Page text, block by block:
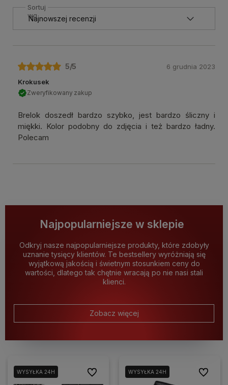
Sortuj
wg
5/5
Krokusek
Zweryfikowany zakup
Brelok doszedł bardzo szybko, jest bardzo śliczny i
miękki. Kolor podobny do zdjęcia i też bardzo ładny.
Polecam
6 grudnia 2023
Najpopularniejsze w sklepie
Odkryj nasze najpopularniejsze produkty, które zdobyły
uznanie tysięcy klientów. Te bestsellery wyróżniają się
wyjątkową jakością i świetnym stosunkiem ceny do
wartości, dlatego tak chętnie wracają po nie nasi stali
klienci.
Zobacz więcej
WYSYŁKA 24H Do ulubionychWYSYŁKA 24H Do